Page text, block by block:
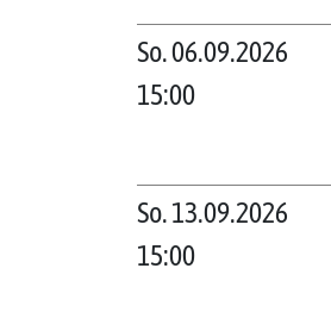
So. 06.09.2026
15:00
So. 13.09.2026
15:00